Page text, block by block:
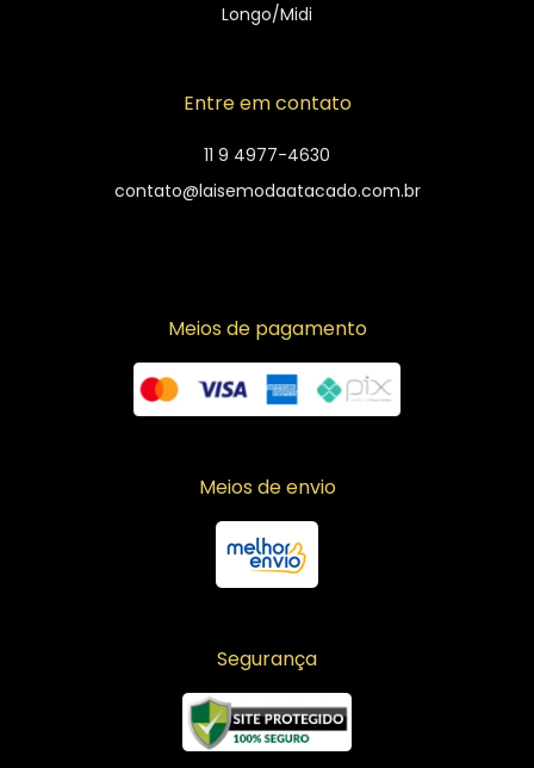
Longo/Midi
Entre em contato
11 9 4977-4630
contato@laisemodaatacado.com.br
Meios de pagamento
Meios de envio
Segurança